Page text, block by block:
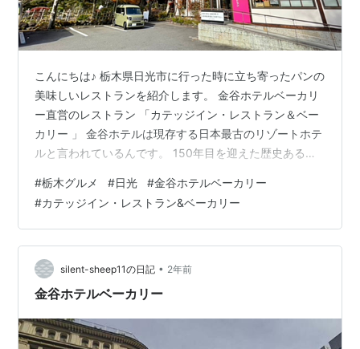
こんにちは♪ 栃木県日光市に行った時に立ち寄ったパンの
美味しいレストランを紹介します。 金谷ホテルベーカリ
ー直営のレストラン 「カテッジイン・レストラン＆ベー
カリー 」 金谷ホテルは現存する日本最古のリゾートホテ
ルと言われているんです。 150年目を迎えた歴史あるホ
にしてました♪ アクセス お店の雰囲気 メニュー 注文した
もの ベーカリーショップ アクセス 住所・〒321-1434 栃
木県日光市本町１−２５ 電話・・028-850-1873 パーキ
ング・・有 営業時間・・9:00～15:00（食事）・15:00
～17:00（喫茶） 定休日・・3…
#栃木グルメ #日光 #金谷ホテルベーカリー
#カテッジイン・レストラン&ベーカリー
silent-sheep11の日記 • 2年前
金谷ホテルベーカリー